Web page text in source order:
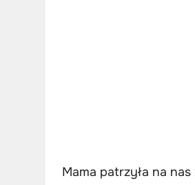
Mama patrzyła na